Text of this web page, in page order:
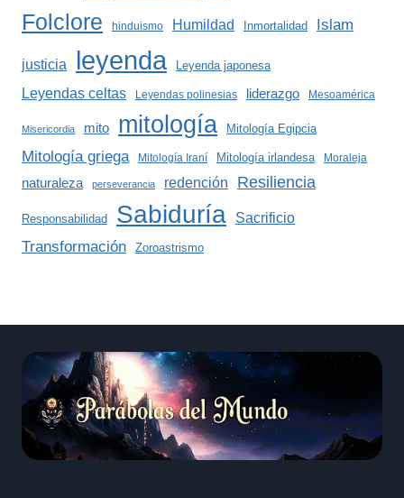
Folclore hinduismo Humildad Inmortalidad Islam
justicia leyenda Leyenda japonesa
Leyendas celtas Leyendas polinesias liderazgo Mesoamérica
Misericordia mito mitología Mitología Egipcia
Mitología griega Mitología Iraní Mitología irlandesa Moraleja
naturaleza perseverancia redención Resiliencia
Responsabilidad Sabiduría Sacrificio
Transformación Zoroastrismo